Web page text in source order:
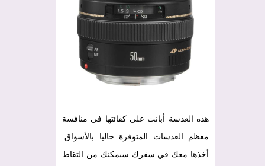
هذه العدسة أبانت على كفائتها في منافسة
معظم العدسات المتوفرة حاليا بالأسواق.
أخذها معك في سفرك سيمكنك من التقاط